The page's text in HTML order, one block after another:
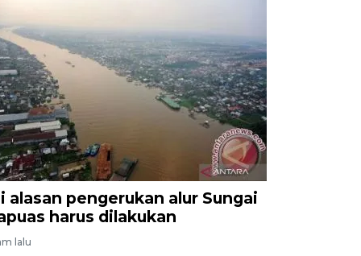
alasan pengerukan alur Sungai
harus dilakukan
lalu